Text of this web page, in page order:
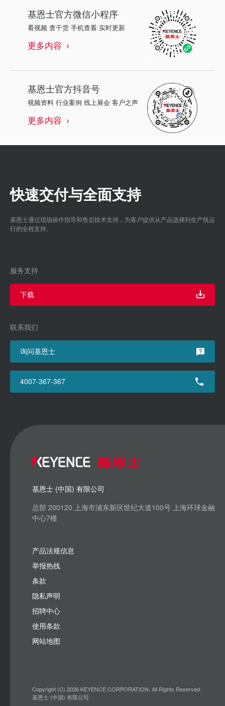
基恩士官方微信小程序
看视频 查干货 手机查看 实时更新
更多内容
基恩士官方抖音号
视频资料 行业案例 线上展会 客户之声
更多内容
快速交付与全面支持
基恩士通过现场操作指导和售后技术支持，为客户提供从产品选择到生产线运
行的全程支持。
服务支持
下载
联系我们
询问基恩士
4007-367-367
基恩士 (中国) 有限公司
总部 200120 上海市浦东新区世纪大道100号 上海环球金融
中心7楼
产品法规信息
举报热线
条款
隐私声明
招聘中心
使用条款
网站地图
Copyright (C) 2026 KEYENCE CORPORATION. All Rights Reserved.
基恩士 (中国) 有限公司